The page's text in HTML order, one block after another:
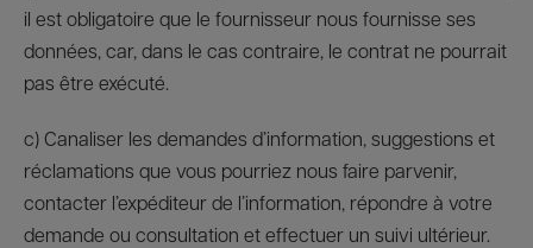
il est obligatoire que le fournisseur nous fournisse ses
données, car, dans le cas contraire, le contrat ne pourrait
pas être exécuté.
c) Canaliser les demandes d’information, suggestions et
réclamations que vous pourriez nous faire parvenir,
contacter l’expéditeur de l’information, répondre à votre
demande ou consultation et effectuer un suivi ultérieur.